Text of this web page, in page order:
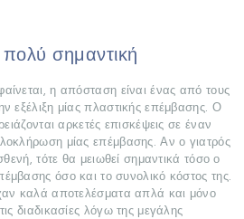
σημαντική
η απόσταση είναι ένας από τους
εξέλιξη μίας πλαστικής επέμβασης. Ο
αρκετές επισκέψεις σε έναν
μίας επέμβασης. Αν ο γιατρός
τότε θα μειωθεί σημαντικά τόσο ο
όσο και το συνολικό κόστος της.
καλά αποτελέσματα απλά και μόνο
διαδικασίες λόγω της μεγάλης